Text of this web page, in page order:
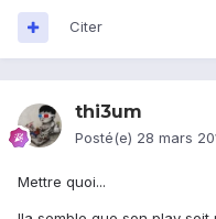
Citer
thi3um
Posté(e) 28 mars
Mettre quoi...